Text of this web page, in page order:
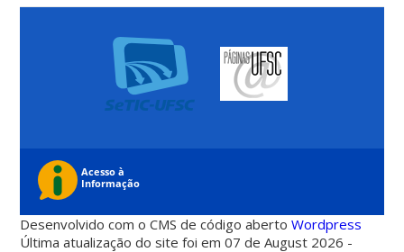
Desenvolvido com o CMS de código abertoWordpress
Última atualização do site foi em 07 de August 2026 -